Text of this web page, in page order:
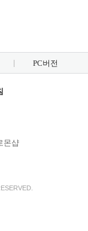
PC버전
몬샵